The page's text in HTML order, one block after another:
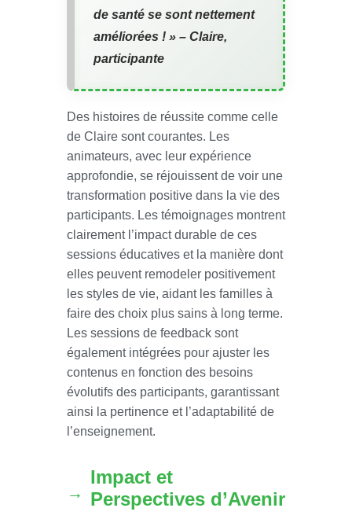
de santé se sont nettement
améliorées ! » – Claire,
participante
Des histoires de réussite comme celle
de Claire sont courantes. Les
animateurs, avec leur expérience
approfondie, se réjouissent de voir une
transformation positive dans la vie des
participants. Les témoignages montrent
clairement l’impact durable de ces
sessions éducatives et la manière dont
elles peuvent remodeler positivement
les styles de vie, aidant les familles à
faire des choix plus sains à long terme.
Les sessions de feedback sont
également intégrées pour ajuster les
contenus en fonction des besoins
évolutifs des participants, garantissant
ainsi la pertinence et l’adaptabilité de
l’enseignement.
Impact et
Perspectives d’Avenir